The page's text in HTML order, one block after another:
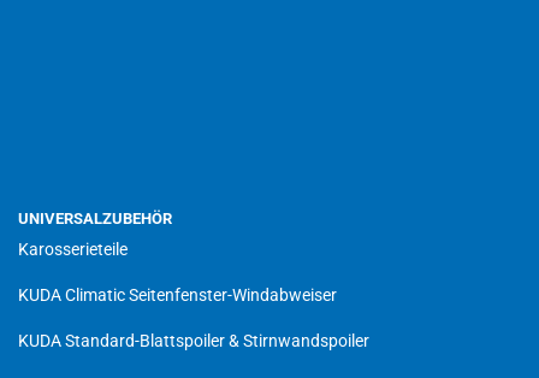
UNIVERSALZUBEHÖR
Karosserieteile
KUDA Climatic Seitenfenster-Windabweiser
KUDA Standard-Blattspoiler & Stirnwandspoiler